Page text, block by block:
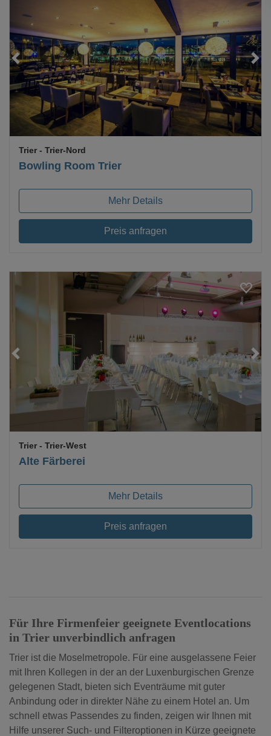
Loading...
Bowling Room Trier
Trier - Trier-Nord
Mehr Details
Preis anfragen
Loading...
Alte Färberei
Trier - Trier-West
Mehr Details
Preis anfragen
Für Ihre Firmenfeier geeignete Eventlocations
in Trier unverbindlich anfragen
Trier ist die Moselmetropole. Für eine ausgelassene Feier
mit Ihren Kollegen in der an der Luxenburgischen Grenze
gelegenen Stadt, bieten sich Eventräume mit guter
Anbindung oder in direkter Nähe zu einem Hotel an. Um
schnell etwas Passendes zu finden, zeigen wir Ihnen mit
Hilfe unserer Such- und Filteroptionen in Kürze geeignete